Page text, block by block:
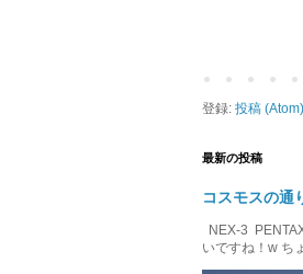
登録: 投稿 (Atom)
最新の投稿
コスモスの
NEX-3
いですね！w ち